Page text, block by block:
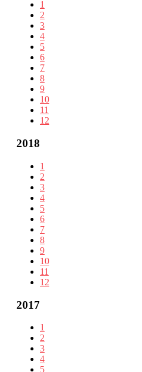
1
2
3
4
5
6
7
8
9
10
11
12
2018
1
2
3
4
5
6
7
8
9
10
11
12
2017
1
2
3
4
5